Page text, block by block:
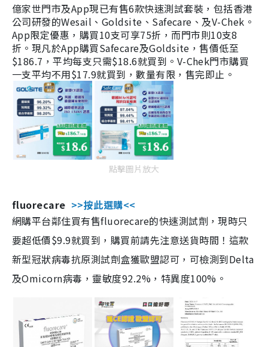
億家世門市及App現已有售6款快速測試套裝，包括香港
公司研發的Wesail、Goldsite、Safecare、及V-Chek。
App限定優惠，購買10支可享75折，而門市則10支8
折。現凡於App購買Safecare及Goldsite，售價低至
$186.7，平均每支只需$18.6就買到。V-Chek門市購買
一支平均不用$17.9就買到，數量有限，售完即止。
點擊圖片放大
fluorecare >>按此選購<<
網購平台鄰住買有售fluorecare的快速測試劑，現時只
要超低價$9.9就買到，購買前請先注意送貨時間！這款
新型冠狀病毒抗原測試劑盒獲歐盟認可，可檢測到Delta
及Omicorn病毒，靈敏度92.2%，特異度100%。